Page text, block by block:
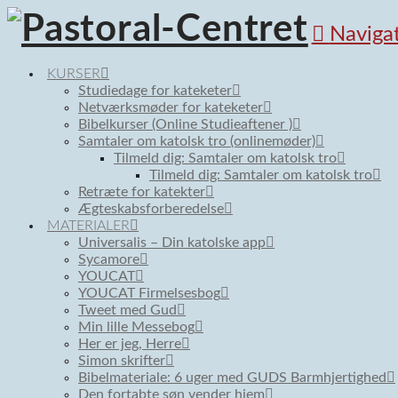
KURSER
Studiedage for kateketer
Netværksmøder for kateketer
Bibelkurser (Online Studieaftener )
Samtaler om katolsk tro (onlinemøder)
Tilmeld dig: Samtaler om katolsk tro
Tilmeld dig: Samtaler om katolsk tro
Retræte for katekter
Ægteskabsforberedelse
MATERIALER
Universalis – Din katolske app
Sycamore
YOUCAT
YOUCAT Firmelsesbog
Tweet med Gud
Min lille Messebog
Her er jeg, Herre
Simon skrifter
Bibelmateriale: 6 uger med GUDS Barmhjertighed
Den fortabte søn vender hjem